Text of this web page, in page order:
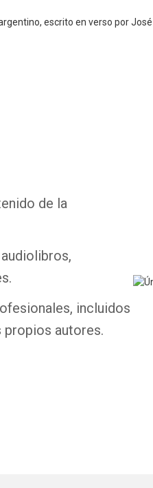
escrito en verso por
de la
incluidos
autores.